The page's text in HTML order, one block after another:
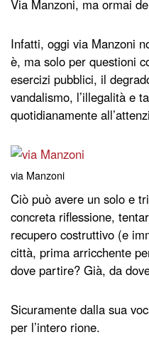
Via Manzoni, ma ormai
Infatti, oggi via Manzoni
è, ma solo per questioni
esercizi pubblici, il
vandalismo, l’illegalità e
quotidianamente
via Manzoni
Ciò può avere un solo e
concreta riflessione,
recupero costruttivo (e
città, prima arricchente
dove partire? Già, da
Sicuramente dalla sua
per l’intero rione.